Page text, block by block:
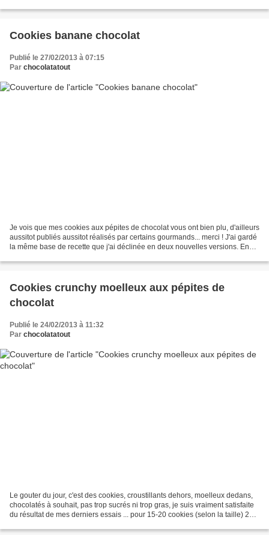
Cookies banane chocolat
Publié le 27/02/2013 à 07:15
Par chocolatatout
Je vois que mes cookies aux pépites de chocolat vous ont bien plu, d'ailleurs
aussitot publiés aussitot réalisés par certains gourmands... merci ! J'ai gardé
la même base de recette que j'ai déclinée en deux nouvelles versions. En
Cookies crunchy moelleux aux pépites de
chocolat
Publié le 24/02/2013 à 11:32
Par chocolatatout
Le gouter du jour, c'est des cookies, croustillants dehors, moelleux dedans,
chocolatés à souhait, pas trop sucrés ni trop gras, je suis vraiment satisfaite
du résultat de mes derniers essais ... pour 15-20 cookies (selon la taille) 200